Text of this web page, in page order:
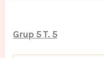
Grup 5 T. 5